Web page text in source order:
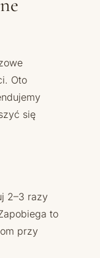
Oto
się
2–3 razy
to
przy